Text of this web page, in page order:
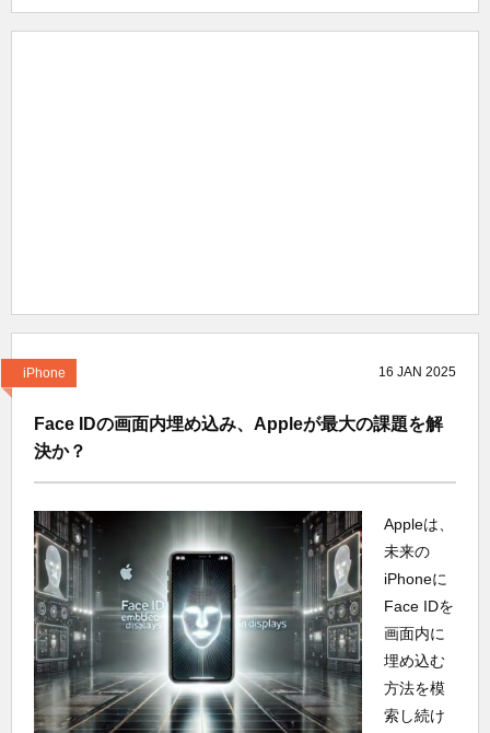
iPhone 16 JAN 2025
Face IDの画面内埋め込み、Appleが最大の課題を解
決か？
Appleは、
未来の
iPhoneに
Face IDを
画面内に
埋め込む
方法を模
索し続け